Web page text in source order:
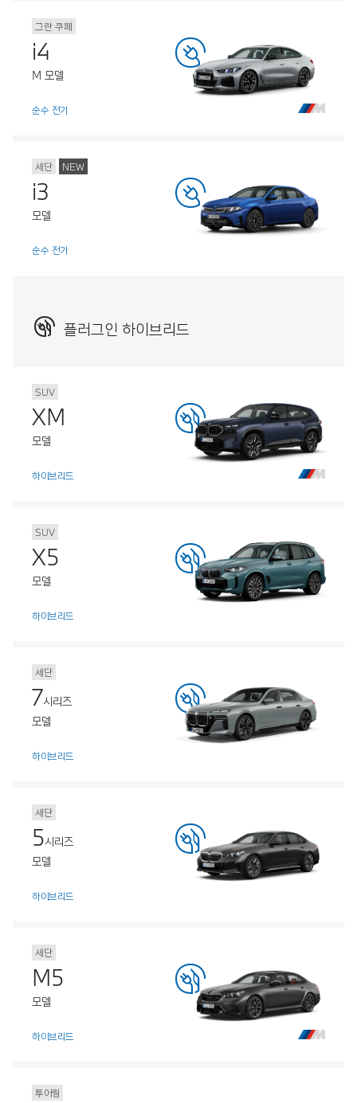
그란 쿠페
i4
M 모델
순수 전기
세단 NEW
i3
모델
순수 전기
플러그인 하이브리드
SUV
XM
모델
하이브리드
SUV
X5
모델
하이브리드
세단
7시리즈
모델
하이브리드
세단
5시리즈
모델
하이브리드
세단
M5
모델
하이브리드
투어링